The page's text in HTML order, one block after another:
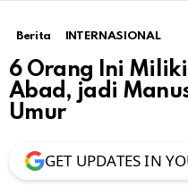
Berita INTERNASIONAL
6 Orang Ini Miliki
Abad, jadi
Umur
GET UPDATES IN